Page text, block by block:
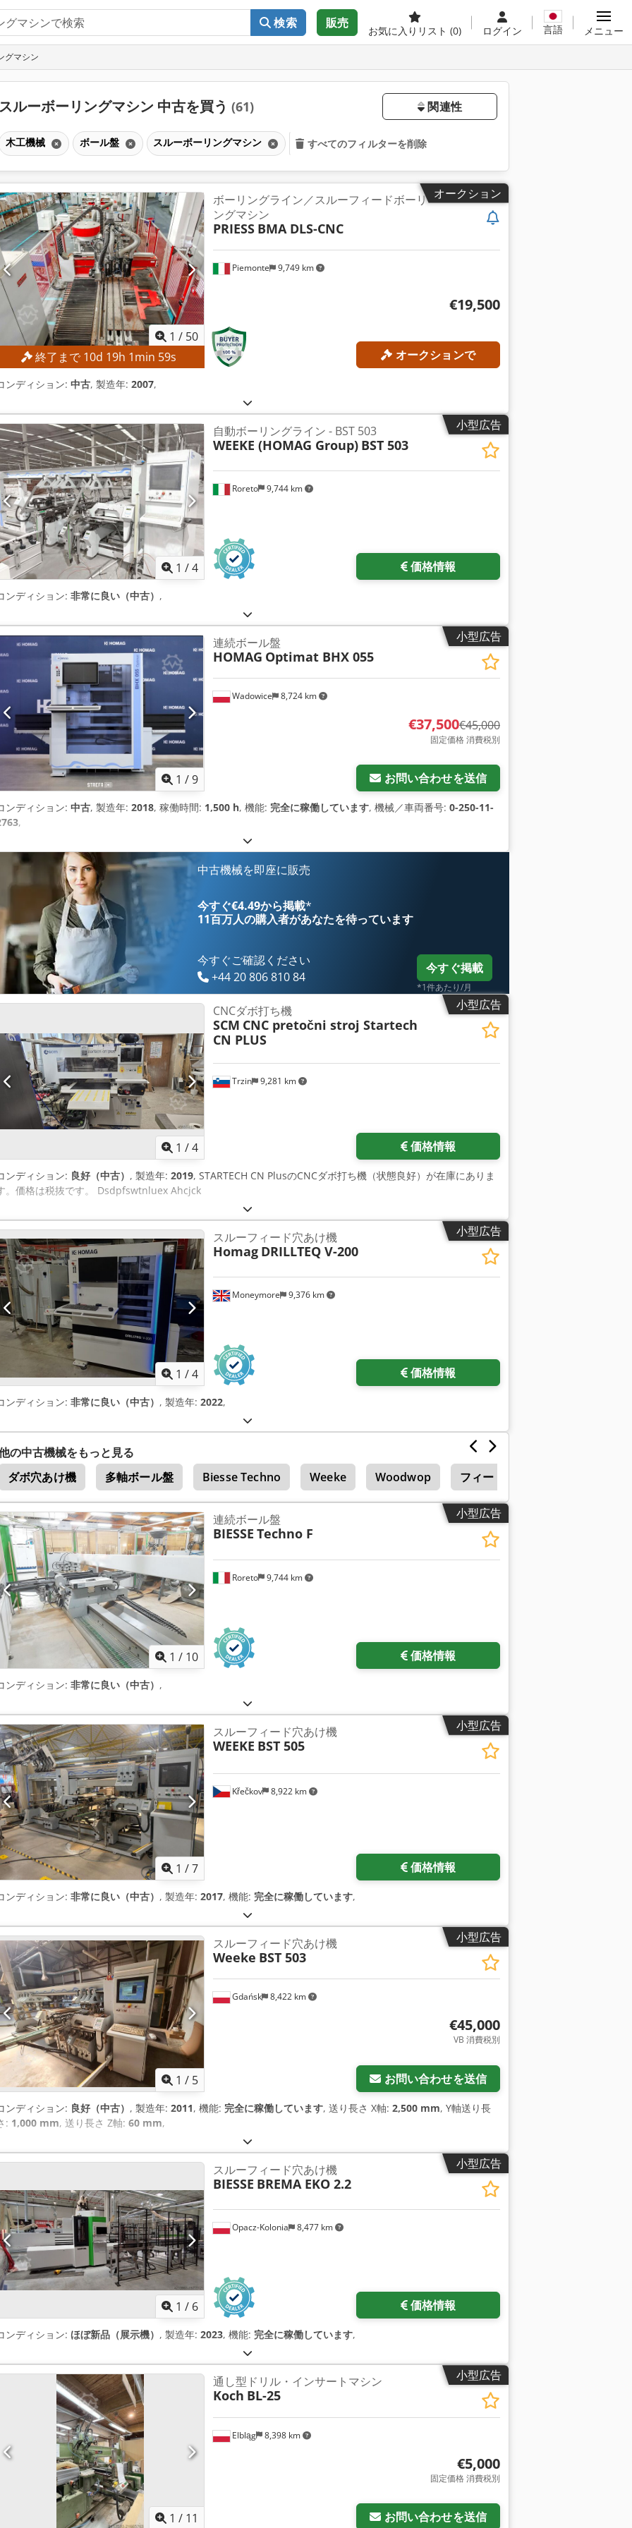
検索 販売
お気に入りリスト (0) ログイン 言語 メニュー
グマシン
ルーボーリングマシン 中古を買う (61) 関連性
木工機械 ボール盤 スルーボーリングマシン すべてのフィルターを削除
オークション
1 / 50
終了まで10d 19h 1min 57s
Piemonte 9,749 km
ボーリングライン／スルーフィードボーリ
ングマシン
PRIESS BMA DLS-CNC
€19,500
オークションで
ンディション: 中古, 製造年: 2007,
小型広告
1 /4
Roreto 9,744 km
自動ボーリングライン - BST 503
WEEKE (HOMAG Group) BST 503
価格情報
ンディション: 非常に良い（中古） ,
小型広告
1 /9
Wadowice 8,724 km
連続ボール盤
HOMAG Optimat BHX 055
€37,500€45,000
固定価格 消費税別
お問い合わせを送信
ンディション: 中古, 製造年: 2018, 稼働時間: 1,500 h, 機能: 完全に稼働しています, 機械／車両番号: 0-250-11-
,
中古機械を即座に販売
今すぐ€4.49から掲載*
11百万人の購入者があなたを待っています
今すぐご確認ください
+44 20 806 810 84
今すぐ掲載
*1件あたり/月
小型広告
1 /4
Trzin 9,281 km
CNCダボ打ち機
SCM CNC pretočni stroj Startech
CN PLUS
価格情報
ンディション: 良好（中古） , 製造年: 2019, STARTECH CN PlusのCNCダボ打ち機（状態良好）が在庫にありま
。価格は税抜です。 Dsdpfswtnluex Ahcjck
小型広告
1 /4
Moneymore 9,376 km
スルーフィード穴あけ機
Homag DRILLTEQ V-200
価格情報
ンディション: 非常に良い（中古） , 製造年: 2022,
の中古機械をもっと見る
ダボ穴あけ機
多軸ボール盤 Biesse Techno Weeke Woodwop フィード
小型広告
1 / 10
Roreto 9,744 km
連続ボール盤
BIESSE Techno F
価格情報
ンディション: 非常に良い（中古） ,
小型広告
1 /7
Křečkov 8,922 km
スルーフィード穴あけ機
WEEKE BST 505
価格情報
ンディション: 非常に良い（中古） , 製造年: 2017, 機能: 完全に稼働しています,
小型広告
1 / 5
Gdańsk 8,422 km
スルーフィード穴あけ機
Weeke BST 503
€45,000
VB 消費税別
お問い合わせを送信
ンディション: 良好（中古） , 製造年: 2011, 機能: 完全に稼働しています, 送り長さ X軸: 2,500 mm, Y軸送り長
: 1,000 mm, 送り長さ Z軸: 60 mm,
小型広告
1 / 6
Opacz-Kolonia 8,477 km
スルーフィード穴あけ機
BIESSE BREMA EKO 2.2
価格情報
ンディション: ほぼ新品（展示機） , 製造年: 2023, 機能: 完全に稼働しています,
小型広告
1 / 11
Elbląg 8,398 km
通し型ドリル・インサートマシン
Koch BL-25
€5,000
固定価格 消費税別
お問い合わせを送信